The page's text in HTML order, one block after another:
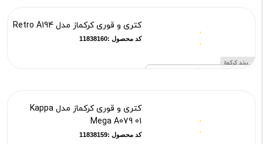
موجود نیست
برند کرکماز
کتری و قوری کرکماز مدل Retro A194
کد محصول :11838160
کتری و قوری کرکماز مدل Kappa
Mega A079 01
کد محصول :11838159